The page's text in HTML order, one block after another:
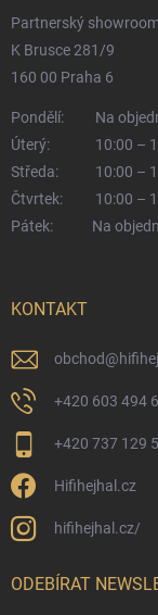
Partnerský
K Brusce 281/9
160 00 Praha 6
Pondělí:
Na
Úterý:
10:00 –
Středa:
10:00 –
Čtvrtek:
10:00 –
Pátek:
Na
KONTAKT
obchod@
+420 603 494
+420 737 129
Hifihejhal.cz
hifihejhal.cz/
ODEBÍRAT